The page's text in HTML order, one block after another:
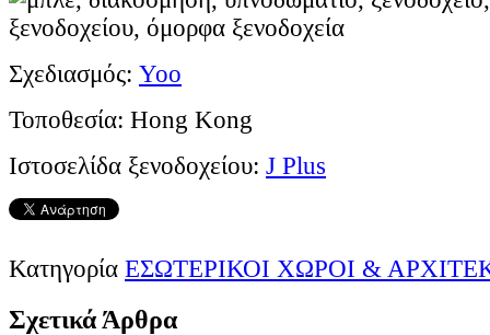
Σχεδιασμός: Yoo
Τοποθεσία: Hong Kong
Ιστοσελίδα ξενοδοχείου: J Plus
Κατηγορία ΕΣΩΤΕΡΙΚΟΙ ΧΩΡΟΙ &
Σχετικά Άρθρα